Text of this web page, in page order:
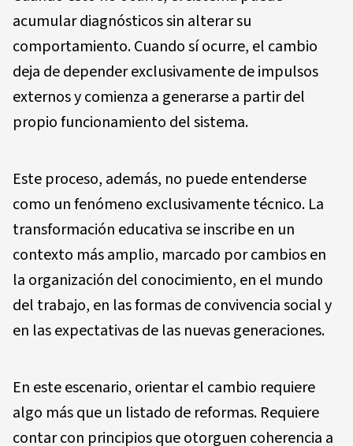
acumular diagnósticos sin alterar su
comportamiento. Cuando sí ocurre, el cambio
deja de depender exclusivamente de impulsos
externos y comienza a generarse a partir del
propio funcionamiento del sistema.
Este proceso, además, no puede entenderse
como un fenómeno exclusivamente técnico. La
transformación educativa se inscribe en un
contexto más amplio, marcado por cambios en
la organización del conocimiento, en el mundo
del trabajo, en las formas de convivencia social y
en las expectativas de las nuevas generaciones.
En este escenario, orientar el cambio requiere
algo más que un listado de reformas. Requiere
contar con principios que otorguen coherencia a